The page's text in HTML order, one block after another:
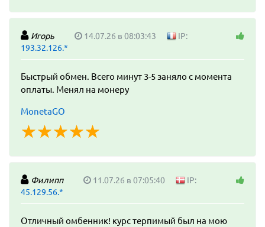
Игорь 14.07.26 в 08:03:43
IP:
193.32.126.*
Быстрый обмен. Всего минут 3-5 заняло с момента
оплаты. Менял на монеру
MonetaGO
☆☆☆☆☆
★★★★★
Филипп 11.07.26 в 07:05:40
IP:
45.129.56.*
Отличный омбенник! курс терпимый был на мою